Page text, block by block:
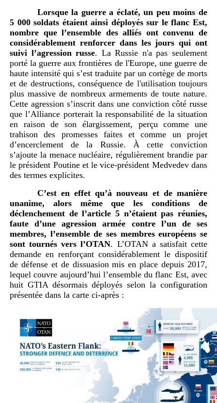
Lorsque la guerre a éclaté, un peu moins de
5 000 soldats étaient ainsi déployés sur le flanc Est,
nombre que l’ensemble des alliés ont convenu de
considérablement renforcer dans les jours qui ont
suivi l’agression russe. La Russie n'a pas seulement
porté la guerre aux frontières de l'Europe, une guerre de
haute intensité qui s’est traduite par un cortège de morts
et de destructions, conséquence de l'utilisation toujours
plus massive de nombreux armements de toute nature.
Cette agression s’inscrit dans une conviction côté russe
que l’Alliance porterait la responsabilité de la situation
en raison de son élargissement, perçu comme une
trahison des promesses faites et comme un projet
d’encerclement de la Russie. À cette conviction
s’ajoute la menace nucléaire, régulièrement brandie par
le président Poutine et le vice-président Medvedev dans
des termes explicites.
C’est en effet qu’à nouveau et de manière
unanime, alors même que les conditions de
déclenchement de l’article 5 n’étaient pas réunies,
faute d’une agression armée contre l’un de ses
membres, l’ensemble de ses membres européens se
sont tournés vers l’OTAN. L’OTAN a satisfait cette
demande en renforçant considérablement le dispositif
de défense et de dissuasion mis en place depuis 2017,
lequel couvre aujourd’hui l’ensemble du flanc Est, avec
huit GTIA désormais déployés selon la configuration
présentée dans la carte ci-après :